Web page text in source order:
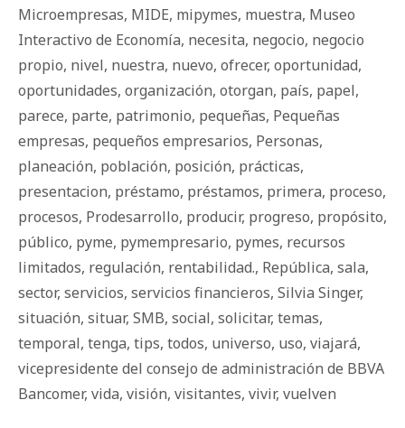
Microempresas, MIDE, mipymes, muestra, Museo
Interactivo de Economía, necesita, negocio, negocio
propio, nivel, nuestra, nuevo, ofrecer, oportunidad,
oportunidades, organización, otorgan, país, papel,
parece, parte, patrimonio, pequeñas, Pequeñas
empresas, pequeños empresarios, Personas,
planeación, población, posición, prácticas,
presentacion, préstamo, préstamos, primera, proceso,
procesos, Prodesarrollo, producir, progreso, propósito,
público, pyme, pymempresario, pymes, recursos
limitados, regulación, rentabilidad., República, sala,
sector, servicios, servicios financieros, Silvia Singer,
situación, situar, SMB, social, solicitar, temas,
temporal, tenga, tips, todos, universo, uso, viajará,
vicepresidente del consejo de administración de BBVA
Bancomer, vida, visión, visitantes, vivir, vuelven